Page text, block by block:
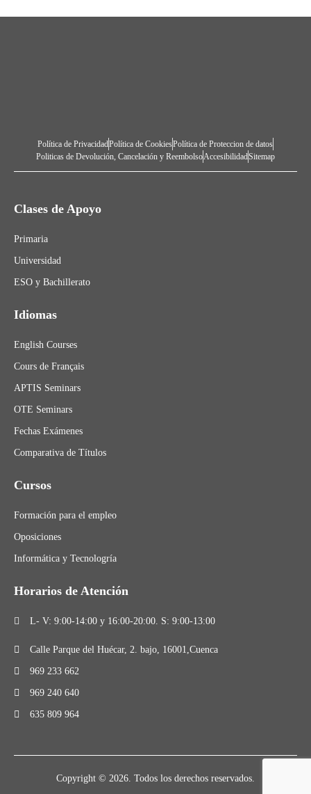
Política de PrivacidadPolítica de CookiesPolítica de Proteccion de datos
Politicas de Devolución, Cancelación y ReembolsoAccesibilidadSitemap
Clases de Apoyo
Primaria
Universidad
ESO y Bachillerato
Idiomas
English Courses
Cours de Français
APTIS Seminars
OTE Seminars
Fechas Exámenes
Comparativa de Títulos
Cursos
Formación para el empleo
Oposiciones
Informática y Tecnologría
Horarios de Atención
L- V: 9:00-14:00 y 16:00-20:00. S: 9:00-13:00
Calle Parque del Huécar, 2. bajo, 16001,Cuenca
969 233 662
969 240 640
635 809 964
Copyright © 2026. Todos los derechos reservados.